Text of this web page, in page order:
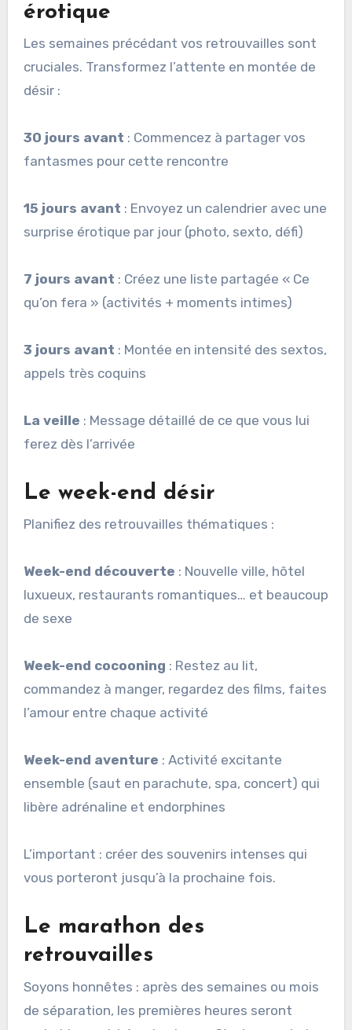
érotique
Les semaines précédant vos retrouvailles sont
cruciales. Transformez l’attente en montée de
désir :
30 jours avant : Commencez à partager vos
fantasmes pour cette rencontre
15 jours avant : Envoyez un calendrier avec une
surprise érotique par jour (photo, sexto, défi)
7 jours avant : Créez une liste partagée « Ce
qu’on fera » (activités + moments intimes)
3 jours avant : Montée en intensité des sextos,
appels très coquins
La veille : Message détaillé de ce que vous lui
ferez dès l’arrivée
Le week-end désir
Planifiez des retrouvailles thématiques :
Week-end découverte : Nouvelle ville, hôtel
luxueux, restaurants romantiques… et beaucoup
de sexe
Week-end cocooning : Restez au lit,
commandez à manger, regardez des films, faites
l’amour entre chaque activité
Week-end aventure : Activité excitante
ensemble (saut en parachute, spa, concert) qui
libère adrénaline et endorphines
L’important : créer des souvenirs intenses qui
vous porteront jusqu’à la prochaine fois.
Le marathon des
retrouvailles
Soyons honnêtes : après des semaines ou mois
de séparation, les premières heures seront